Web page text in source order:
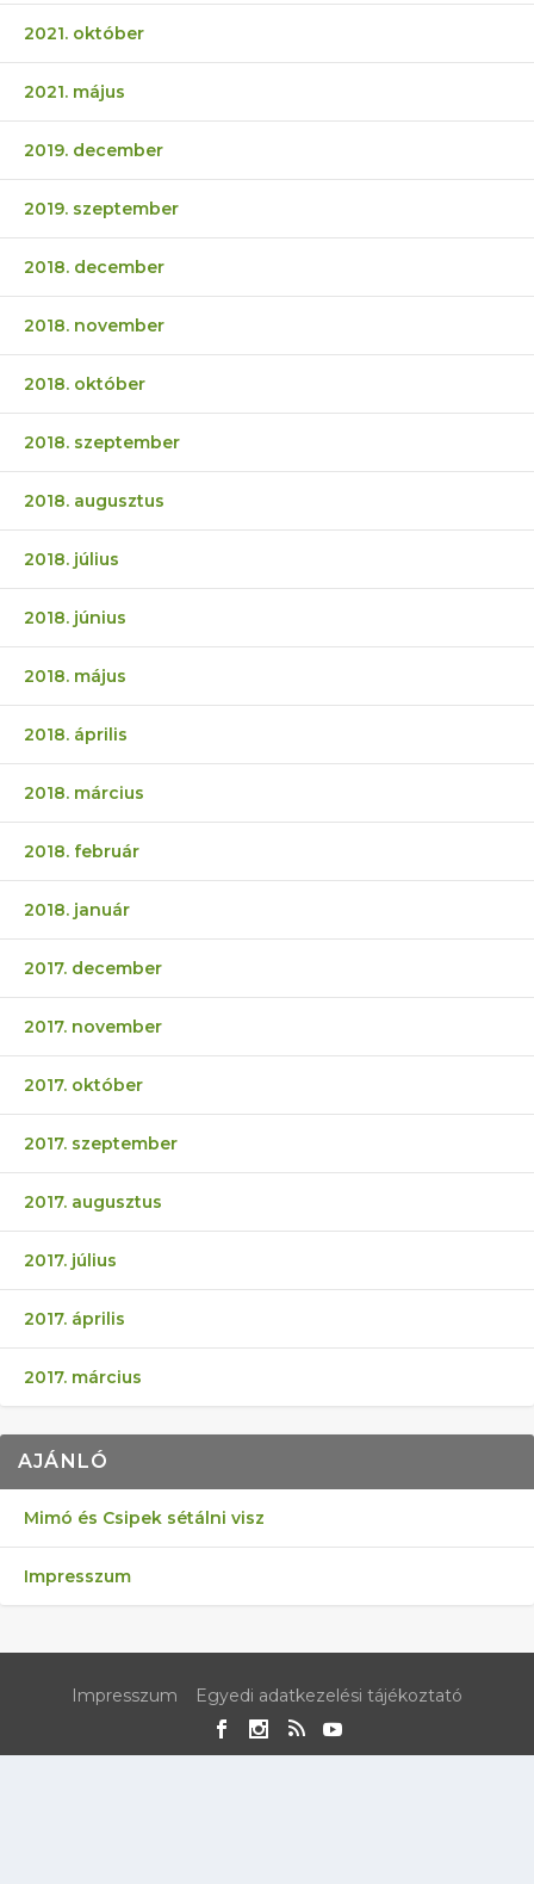
2021. október
2021. május
2019. december
2019. szeptember
2018. december
2018. november
2018. október
2018. szeptember
2018. augusztus
2018. július
2018. június
2018. május
2018. április
2018. március
2018. február
2018. január
2017. december
2017. november
2017. október
2017. szeptember
2017. augusztus
2017. július
2017. április
2017. március
AJÁNLÓ
Mimó és Csipek sétálni visz
Impresszum
Impresszum Egyedi adatkezelési tájékoztató